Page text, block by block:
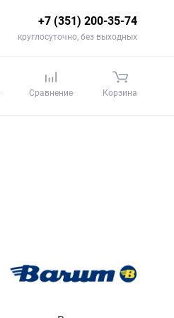
+7 (351) 200-35-74
круглосуточно, без выходных
Сравнение Корзина